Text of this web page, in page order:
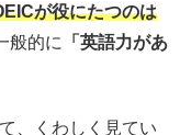
が役にたつのは
般的に
「英語力があ
、くわしく見てい